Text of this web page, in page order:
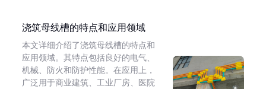
浇筑母线槽的特点和应用领域
本文详细介绍了浇筑母线槽的特点和
应用领域。其特点包括良好的电气、
机械、防火和防护性能。在应用上，
广泛用于商业建筑、工业厂房、医院